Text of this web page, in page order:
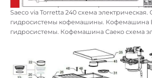
Saeco via Torretta 240 схема электрическая.
гидросистемы кофемашины. Кофемашина
гидросистемы. Кофемашина Саеко схема